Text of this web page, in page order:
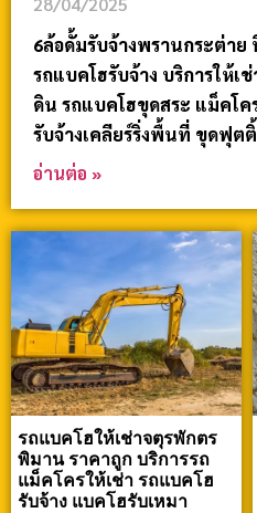
6ล้อดั้มรับจ้างพรานกระต่าย
รถแบคโฮรับจ้าง บริการให้เ
ดิน รถแบคโฮขุดสระ แม็คโ
รับจ้างเคลียร์ริ่งพื้นที่ ขุดฟุต
อ่านต่อ »
รถแบคโฮให้เช่าจตุรพักตร
พิมาน ราคาถูก บริการรถ
แม็คโครให้เช่า รถแบคโฮ
รับจ้าง แบคโฮรับเหมา